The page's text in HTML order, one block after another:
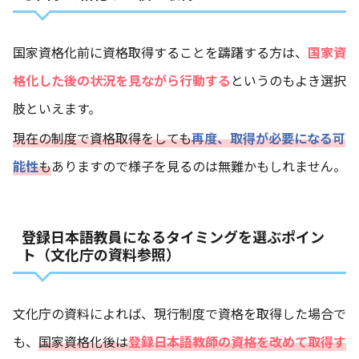
国家資格化前に資格取得することを躊躇する方は、 国家資
格化した後の状況を見ながら行動する というのもよき選択
肢といえます。
現在の制度で資格取得をしても再度、取得が必要になる可
能性もありますので様子を見るのは無難かもしれません。
登録日本語教員になるタイミングを選ぶポイン
ト（文化庁の資料参照）
文化庁の資料によれば、現行制度で資格を取得した場合で
も、 国家資格化後は登録日本語教師の資格を改めて取得す